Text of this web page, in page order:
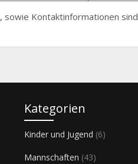
sowie Kontaktinformationen sind
Kategorien
Kinder und Jugend (6)
Mannschaften (43)